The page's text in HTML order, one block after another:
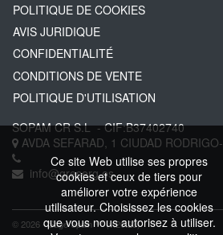
POLITIQUE DE COOKIES
AVIS JURIDIQUE
CONFIDENTIALITÉ
CONDITIONS DE VENTE
POLITIQUE D'UTILISATION
SOPAM CR S.L- CIF:B37402740
AVDA SEFARAD, 1 CIUDAD RODRIGO-
info@greserg.es
© 2026 - Sage Spain ™ (v.20.23)
Ce site Web utilise ses propres
cookies et ceux de tiers pour
améliorer votre expérience
utilisateur. Choisissez les cookies
que vous nous autorisez à utiliser.